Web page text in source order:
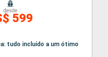
desde
599
tudo incluído a um ótimo